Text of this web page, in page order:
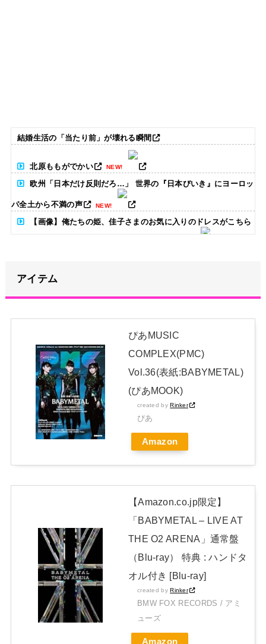
結婚生活の「当たり前」が壊れる瞬間
北原ももがでかい NEW!
欧州「日本だけ反則だろ…」 世界の『日本びいき』にヨーロッ
パ全土から不満の声 NEW!
【画像】俺たちの姫、佳子さまのお気に入りのドレスがこちら
めての水着グラビアを独占スクープ！
日本独自企画・限定生産盤「METAL FORTH (DELUXE
JAPAN EDITION)」着弾
【BABYMETAL】METAL FORTH DELUXE JAPAN EDITION
開封レビュー!
アイテム
ぴあMUSIC
COMPLEX(PMC)
Vol.36(表紙:BABYMETAL)
(ぴあMOOK)
created byRinker
ぴあ
Amazon
【Amazon.co.jp限定】
「BABYMETAL – LIVE AT
THE O2 ARENA」通常盤
（Blu-ray） 特典 : ハンドタ
オル付き [Blu-ray]
created byRinker
BMW FOX RECORDS / アミ
ューズ
Amazon